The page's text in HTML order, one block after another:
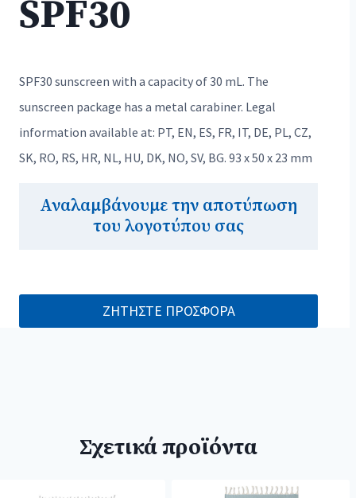
SPF30
SPF30 sunscreen with a capacity of 30 mL. The
sunscreen package has a metal carabiner. Legal
information available at: PT, EN, ES, FR, IT, DE, PL, CZ,
SK, RO, RS, HR, NL, HU, DK, NO, SV, BG. 93 x 50 x 23 mm
Αναλαμβάνουμε την αποτύπωση
του λογοτύπου σας
ΖΗΤΗΣΤΕ ΠΡΟΣΦΟΡΑ
Σχετικά προϊόντα